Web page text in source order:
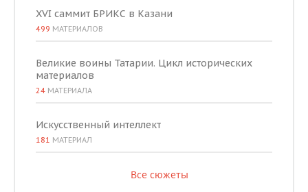
XVI саммит БРИКС в Казани
499 МАТЕРИАЛОВ
Великие воины Татарии. Цикл исторических
материалов
24 МАТЕРИАЛА
Искусственный интеллект
181 МАТЕРИАЛ
Все сюжеты